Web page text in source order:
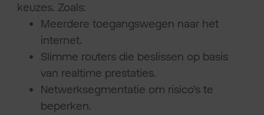
keuzes. Zoals:
Meerdere toegangswegen naar het
internet.
Slimme routers die beslissen op basis
van realtime prestaties.
Netwerksegmentatie om risico’s te
beperken.